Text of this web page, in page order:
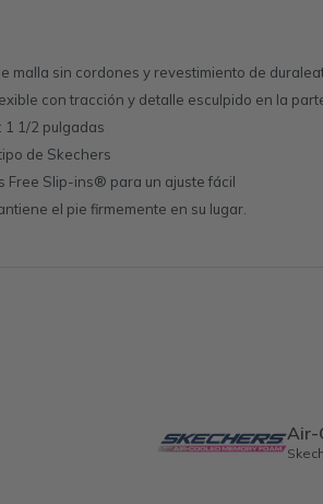
malla sin cordones y revestimiento de
con tracción y detalle esculpido en la
1 1/2 pulgadas
de Skechers
Free Slip-ins® para un ajuste fácil
el pie firmemente en su lugar.
Air-